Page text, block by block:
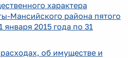
характера
Мансийского района пятого
января 2015 года по 31
об имуществе и